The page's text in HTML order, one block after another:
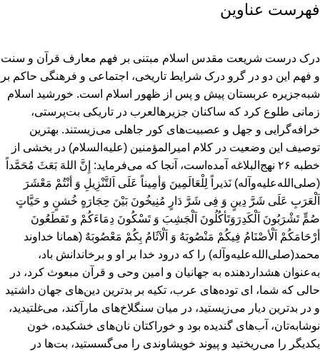
فهرست عناوین
درک درست شریعت مقدس اسلام مبتنی بر فهم معارف قرآن و سنت
و فهم این دو در گرو درک شرایط تاریخی، اجتماعی و فرهنگی حاکم بر
شبه‌جزیره عربستان پیش و پس از ظهور اسلام است. خورشید اسلام
زمانی طلوع کرد که ساکنان جزیرهالعرب در تاریکی بت‌پرستی،
خرافه‌گرایی و جهل و عصبیت‌های کور جاهلی می‌زیستند. بهترین
توصیف این وضعیت در کلام امیرالمؤمنین (علیه‌السلام) در بخشی از
خطبه ۲۶ نهج‌البلاغه آمده‌است‎‎‎‎‎‎‎‎‎‎‎‎، آنجا که‌ می‌فرماید: إِنَّ اللهَ بَعَثَ مُحَمَّداً
(صلی‌الله‌علیه‌وآله) نَذیراً لِلْعَالَمِینَ وَأمِیناً عَلَی اَلتَّنْزِیلِ وَ أنْتُمْ مَعْشَرَ
اَلْعَرَبِ عَلَی شَرَّ دِینٍ وَ فِی شَرَّ دَارٍ مُنِیخُونَ بَیْنَ حِجَارَهٍ خُشنٍ و حَیَّاتٍ
صُمٍّ تَشْرَبُونَ اَلْکَدِرَوَتَأکُلُونَ اَلْجَشِبَ وَ تَسْکُونَ دِمَاءَکُمْ و تَقطَعُونَ
أرْحَامَکُمْ اَلْأصْنَامُ فِیکُمْ مَنْصُوبَهٌ وَ اَلْآثَامُ بِکُمْ مَعْصُوبَهٌ (همانا خداوند
محمد(صلی‌الله‌علیه‌وآله) را که درود خدا بر او و برخاندانش باد،
به‌عنوان هشداردهنده به جهانیان و امین وحی و قرآن مبعوث کرد‏، در
حالی که شما، ای توده‌های عرب، تکیه‌ بر بدترین دین‌های جهان داشتید
و در بدترین دیار می‌زیستید‏، در میان سنگلاخ‌های مارآکند، می‌غلتیدید،
نوشابه‌تان، آب‌های گندیده بود و خوراکتان نان‌های خشکیده، خون
یکدیگر را می‌ریختید و پیوند خویشاوندی را می‌گسستید، بت‌ها در